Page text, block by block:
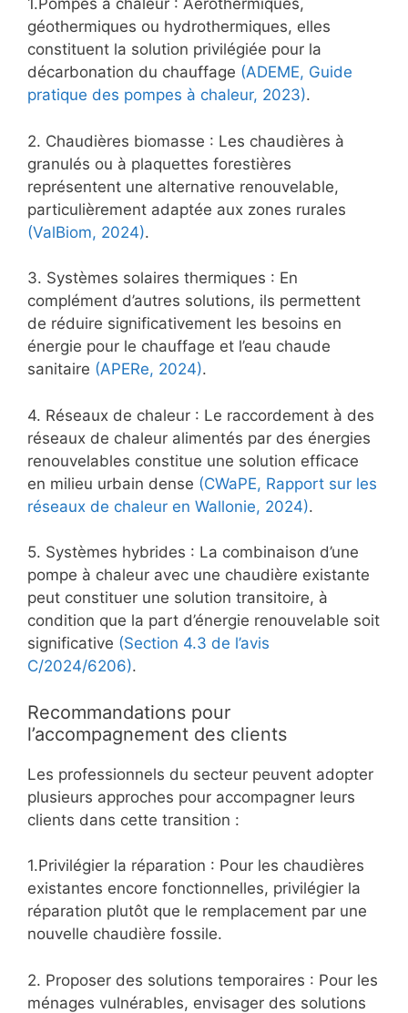
1.Pompes à chaleur : Aérothermiques,
géothermiques ou hydrothermiques, elles
constituent la solution privilégiée pour la
décarbonation du chauffage (ADEME, Guide
pratique des pompes à chaleur, 2023).
2. Chaudières biomasse : Les chaudières à
granulés ou à plaquettes forestières
représentent une alternative renouvelable,
particulièrement adaptée aux zones rurales
(ValBiom, 2024).
3. Systèmes solaires thermiques : En
complément d’autres solutions, ils permettent
de réduire significativement les besoins en
énergie pour le chauffage et l’eau chaude
sanitaire (APERe, 2024).
4. Réseaux de chaleur : Le raccordement à des
réseaux de chaleur alimentés par des énergies
renouvelables constitue une solution efficace
en milieu urbain dense (CWaPE, Rapport sur les
réseaux de chaleur en Wallonie, 2024).
5. Systèmes hybrides : La combinaison d’une
pompe à chaleur avec une chaudière existante
peut constituer une solution transitoire, à
condition que la part d’énergie renouvelable soit
significative (Section 4.3 de l’avis
C/2024/6206).
Recommandations pour
l’accompagnement des clients
Les professionnels du secteur peuvent adopter
plusieurs approches pour accompagner leurs
clients dans cette transition :
1.Privilégier la réparation : Pour les chaudières
existantes encore fonctionnelles, privilégier la
réparation plutôt que le remplacement par une
nouvelle chaudière fossile.
2. Proposer des solutions temporaires : Pour les
ménages vulnérables, envisager des solutions